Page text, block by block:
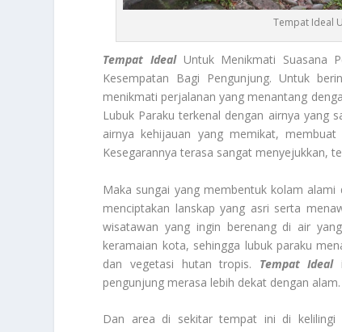
Tempat Ideal
Tempat IdealUntuk Menikmati Suasana
Kesempatan Bagi Pengunjung. Untuk
menikmati perjalanan yang menantang
Lubuk Paraku terkenal dengan airnya yang
airnya kehijauan yang memikat,
Kesegarannya terasa sangat menyejukkan,
Maka sungai yang membentuk kolam
menciptakan lanskap yang asri serta
wisatawan yang ingin berenang di air
keramaian kota, sehingga lubuk paraku
dan vegetasi hutan tropis. Tempat Ideal
pengunjung merasa lebih dekat dengan alam.
Dan area di sekitar tempat ini di kelilingi